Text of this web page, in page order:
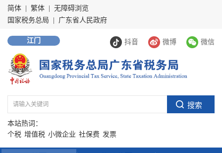
简体 繁体
无障碍浏览
国家税务总局
广东省人民政府
抖音 微博 微信
江门
本站热词：
个税 增值税 小微企业 社保费 发票